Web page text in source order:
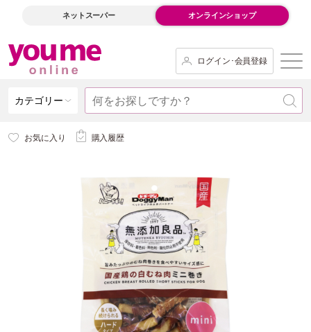
ネットスーパー オンラインショップ
ログイン･会員登録
カテゴリー
お気に入り 購入履歴